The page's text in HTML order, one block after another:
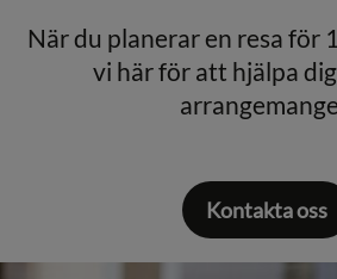
När du planerar en resa för
vi här för att hjälpa
Kontakta oss